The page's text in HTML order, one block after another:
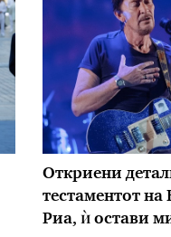
Откриени
тестаментот на
Риа, ѝ остави